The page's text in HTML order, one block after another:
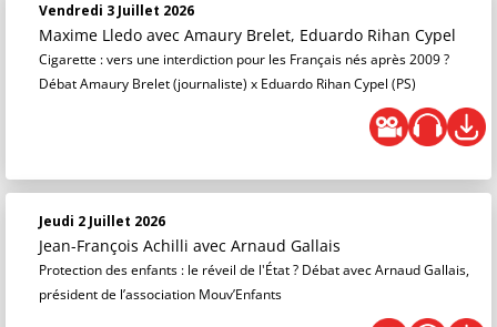
Vendredi 3 Juillet 2026
Maxime Lledo avec Amaury Brelet, Eduardo Rihan Cypel
Cigarette : vers une interdiction pour les Français nés après 2009 ?
Débat Amaury Brelet (journaliste) x Eduardo Rihan Cypel (PS)
Jeudi 2 Juillet 2026
Jean-François Achilli avec Arnaud Gallais
Protection des enfants : le réveil de l'État ? Débat avec Arnaud Gallais,
président de l’association Mouv’Enfants